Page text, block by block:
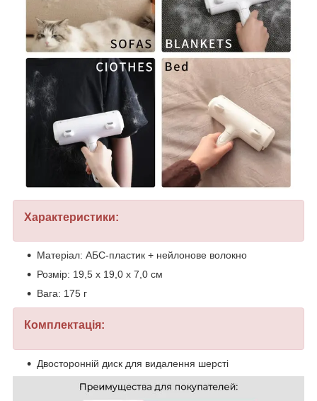
Характеристики:
Матеріал: АБС-пластик + нейлонове волокно
Розмір: 19,5 х 19,0 х 7,0 см
Вага: 175 г
Комплектація:
Двосторонній диск для видалення шерсті